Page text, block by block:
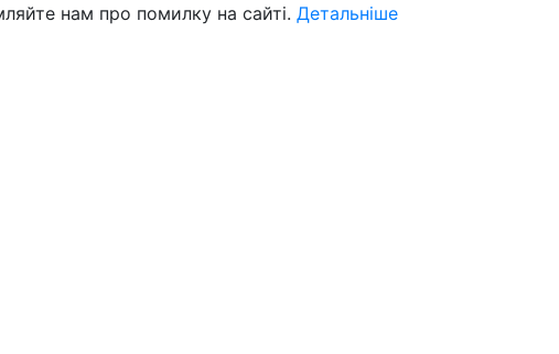
нам про помилку на сайті. Детальніше